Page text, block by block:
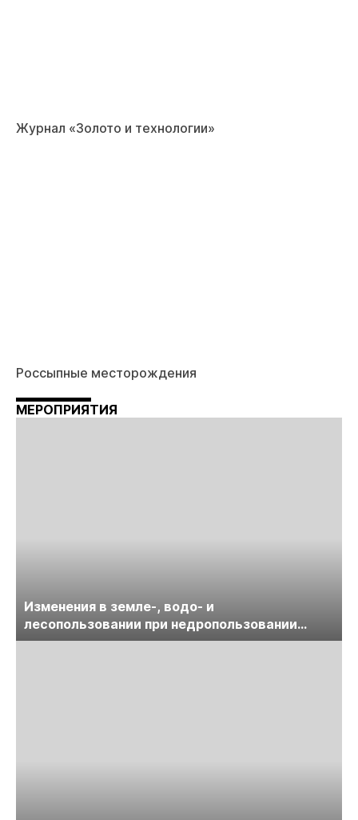
Журнал «Золото и технологии»
Россыпные месторождения
МЕРОПРИЯТИЯ
Изменения в земле-, водо- и
лесопользовании при недропользовании
обсудят на семинаре «ПравоТЭК»